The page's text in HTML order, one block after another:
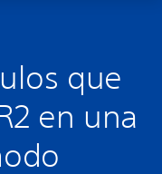
que
en una